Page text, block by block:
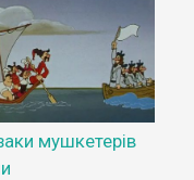
мушкетерів